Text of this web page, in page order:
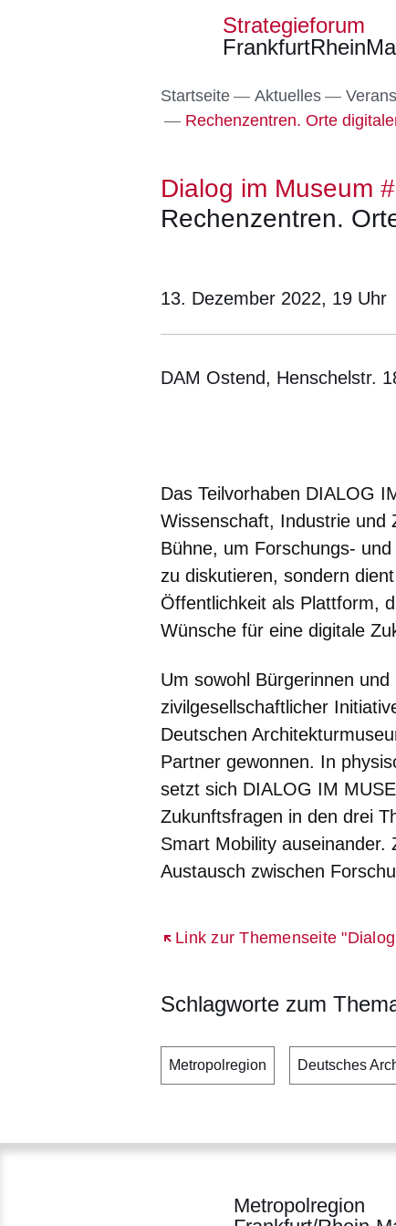
Direkt zum Kopf der
Direkt zum Inhalt
Direkt zum Fuß der
Strategieforum
Startseite Aktuelles
Rechenzentren. Orte
Dialog im Museum
Rechenzentren.
13. Dezember 2022, 19 Uhr
DAM Ostend, Henschelstr.
Das Teilvorhaben DIALOG
Wissenschaft, Industrie und
Bühne, um Forschungs-
zu diskutieren, sondern
Öffentlichkeit als Plattform,
Wünsche für eine digitale
Um sowohl Bürgerinnen
zivilgesellschaftlicher
Deutschen
Partner gewonnen. In
setzt sich DIALOG IM
Zukunftsfragen in den drei
Smart Mobility auseinander.
Austausch zwischen
Link zur Themenseite
Öffnet sich in einem neuen
Schlagworte zum
Metropolregion Deutsches
Metropolregion